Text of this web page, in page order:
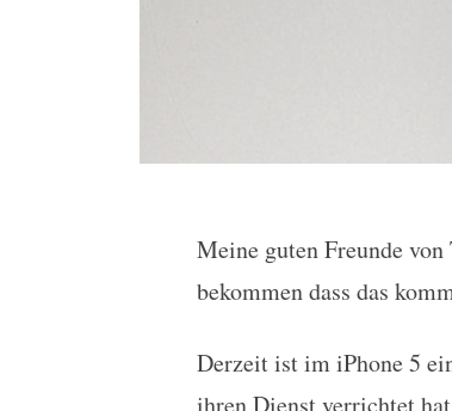
iPhone 5S
Meine guten Freunde
bekommen dass das
Derzeit ist im iPhone 5
ihren Dienst verrichtet